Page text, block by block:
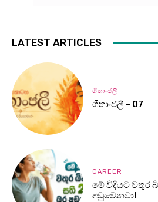
LATEST ARTICLES
ගීතාංජලී
ගීතාංජලී – 07
CAREER
මේ විදියට වතුර
අඩුවෙනවා!